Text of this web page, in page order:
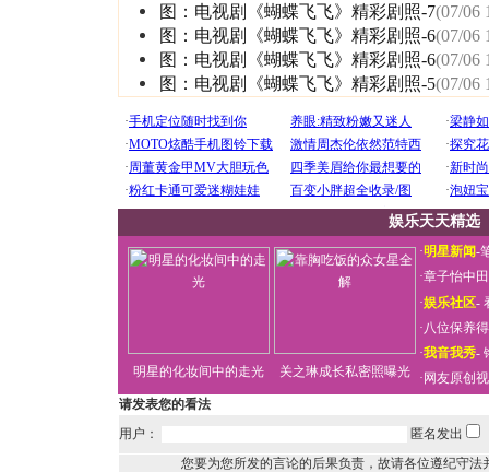
图：电视剧《蝴蝶飞飞》精彩剧照-7(07/06
图：电视剧《蝴蝶飞飞》精彩剧照-6(07/06
图：电视剧《蝴蝶飞飞》精彩剧照-6(07/06
图：电视剧《蝴蝶飞飞》精彩剧照-5(07/06
娱乐天天精选
明星的化妆间中的走光 关之琳成长私密照曝光
·明星新闻-
·章子怡中
·娱乐社区-
·八位保养
·我音我秀-
· 网友原创
请发表您的看法
用户：
匿名发出
您要为您所发的言论的后果负责，故请各位遵纪守法